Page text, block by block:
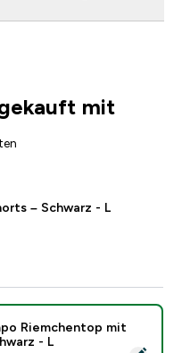
mit
– Schwarz - L
Riemchentop mit
- L